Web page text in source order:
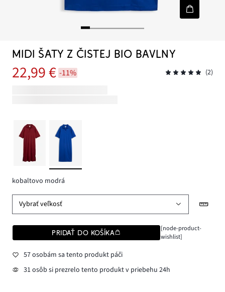
MIDI ŠATY Z ČISTEJ BIO BAVLNY
22,99 € -11% (2)
kobaltovo modrá
Vybrať veľkosť
PRIDAŤ DO KOŠÍKA
[node-product-
wishlist]
57 osobám sa tento produkt páči
31 osôb si prezrelo tento produkt v priebehu 24h